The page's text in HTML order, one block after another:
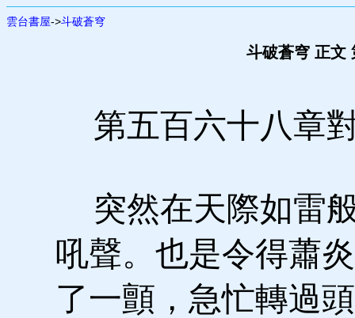
雲台書屋->斗破蒼穹
斗破蒼穹 正文
第五百六十八章
突然在天際如雷
吼聲。也是令得蕭
了一顫，急忙轉過